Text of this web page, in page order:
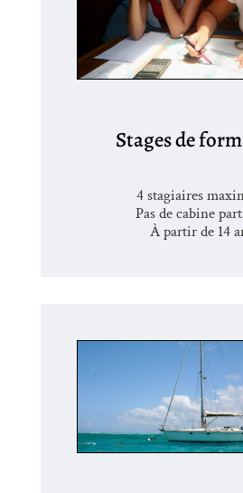
Stages de
4 stagiaires
Pas de cabine
À partir de 14